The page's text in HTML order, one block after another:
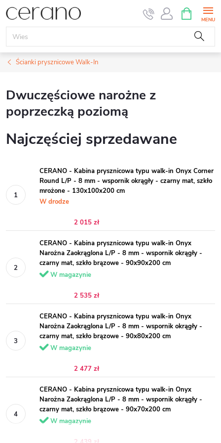
Przejść
do
treści
KOSZYK
Ścianki prysznicowe Walk-In
Dwuczęściowe narożne z
poprzeczką poziomą
Najczęściej sprzedawane
CERANO - Kabina prysznicowa typu walk-in Onyx Corner
Round L/P - 8 mm - wspornik okrągły - czarny mat, szkło
mrożone - 130x100x200 cm
W drodze
2 015 zł
CERANO - Kabina prysznicowa typu walk-in Onyx
Narożna Zaokrąglona L/P - 8 mm - wspornik okrągły -
czarny mat, szkło brązowe - 90x90x200 cm
W magazynie
2 535 zł
CERANO - Kabina prysznicowa typu walk-in Onyx
Narożna Zaokrąglona L/P - 8 mm - wspornik okrągły -
czarny mat, szkło brązowe - 90x80x200 cm
W magazynie
2 477 zł
CERANO - Kabina prysznicowa typu walk-in Onyx
Narożna Zaokrąglona L/P - 8 mm - wspornik okrągły -
czarny mat, szkło brązowe - 90x70x200 cm
W magazynie